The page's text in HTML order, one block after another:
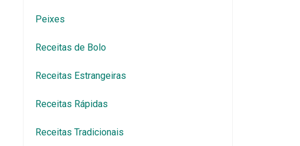
Peixes
Receitas de Bolo
Receitas Estrangeiras
Receitas Rápidas
Receitas Tradicionais